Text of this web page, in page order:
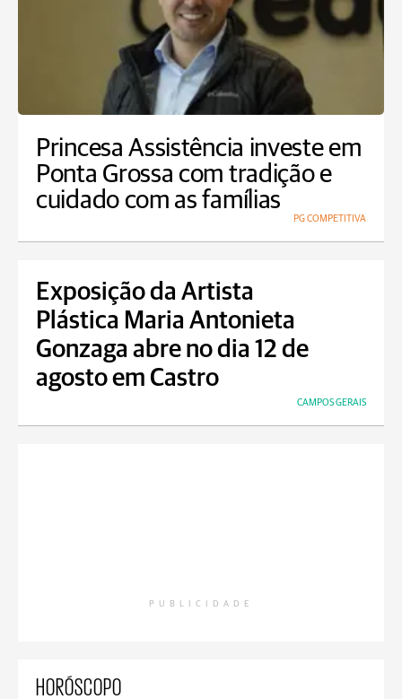
Princesa Assistência investe em
Ponta Grossa com tradição e
cuidado com as famílias
PG COMPETITIVA
Exposição da Artista
Plástica Maria Antonieta
Gonzaga abre no dia 12 de
agosto em Castro
CAMPOS GERAIS
PUBLICIDADE
HORÓSCOPO